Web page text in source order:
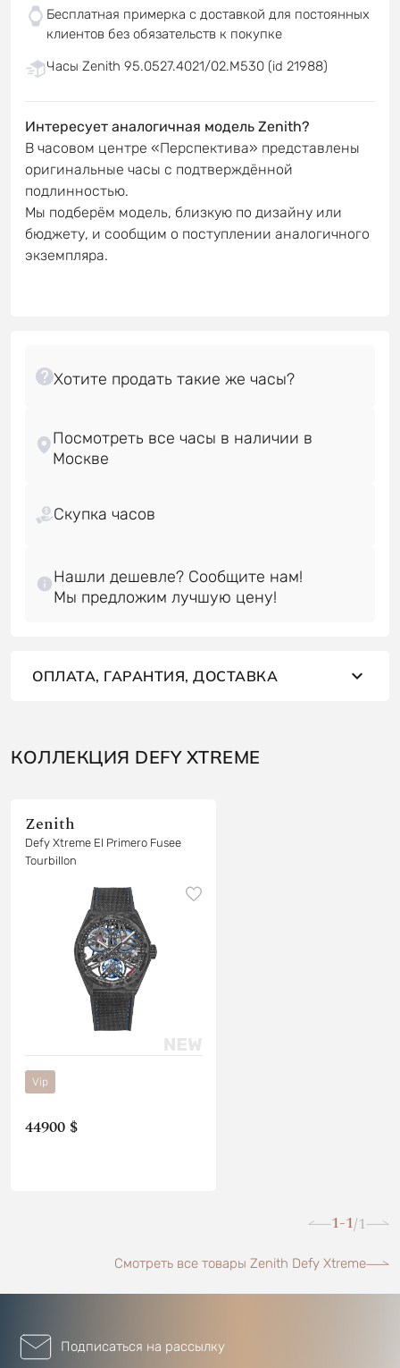
Бесплатная примерка с доставкой для постоянных
клиентов без обязательств к покупке
Часы Zenith 95.0527.4021/02.M530 (id 21988)
Интересует аналогичная модель Zenith?
В часовом центре «Перспектива» представлены
оригинальные часы с подтверждённой
подлинностью.
Мы подберём модель, близкую по дизайну или
бюджету, и сообщим о поступлении аналогичного
экземпляра.
Посмотреть все часы в наличии в
Скупка часов
Нашли дешевле? Сообщите нам!
ОПЛАТА, ГАРАНТИЯ, ДОСТАВКА
КОЛЛЕКЦИЯ DEFY XTREME
Zenith
Defy Xtreme El Primero Fusee
Tourbillon
Vip
44900 $
1-1/1
Смотреть все товары Zenith Defy Xtreme
Подписаться на рассылку